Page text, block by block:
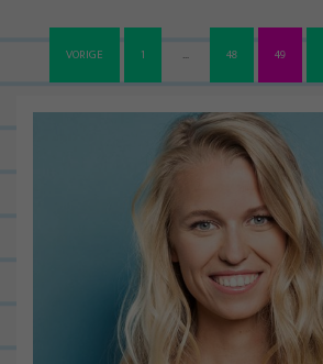
e
r
i
c
h
t
n
a
v
VORIGE 1 … 48 49